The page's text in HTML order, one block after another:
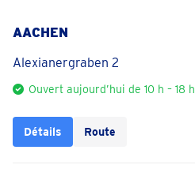
AACHEN
Alexianergraben 2
Ouvert aujourd’hui de 10 h – 18 h
Détails Route